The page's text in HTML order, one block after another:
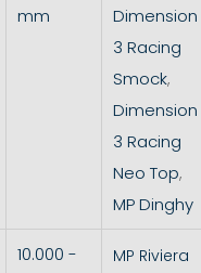
mm
Dimension
3 Racing
Smock,
Dimension
3 Racing
Neo Top,
MP Dinghy
10.000 -
MP Riviera